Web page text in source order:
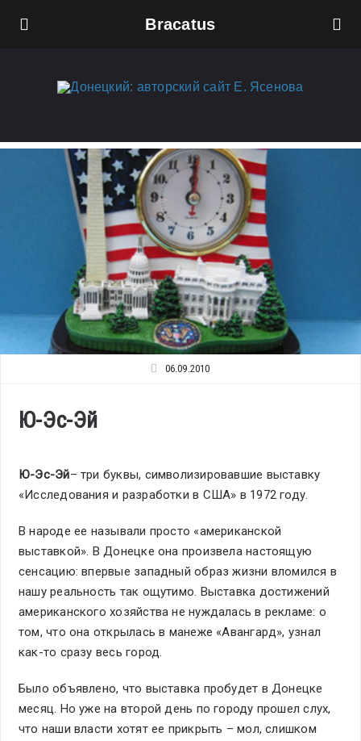
Bracatus
06.09.2010
Ю-Эс-Эй
Ю-Эс-Эй– три буквы, символизировавшие выставку
«Исследования и разработки в США» в 1972 году.
В народе ее называли просто «американской
выставкой». В Донецке она произвела настоящую
сенсацию: впервые западный образ жизни вломился в
нашу реальность так ощутимо. Выставка достижений
американского хозяйства не нуждалась в рекламе: о
том, что она открылась в манеже «Авангард», узнал
как-то сразу весь город.
Было объявлено, что выставка пробудет в Донецке
месяц. Но уже на второй день по городу прошел слух,
что наши власти хотят ее прикрыть – мол, слишком